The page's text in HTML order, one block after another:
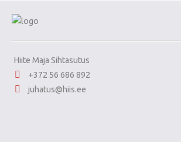
Hiite Maja Sihtasutus
+372 56 686 892
juhatus@hiis.ee